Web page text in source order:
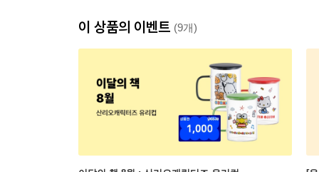
이 상품의 이벤트 (9개)